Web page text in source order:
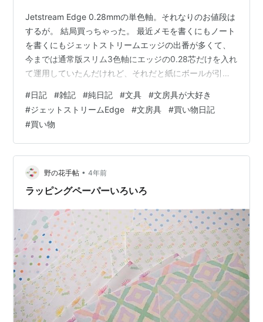
Jetstream Edge 0.28mmの単色軸。それなりのお値段は
するが。 結局買っちゃった。 最近メモを書くにもノート
を書くにもジェットストリームエッジの出番が多くて、
今までは通常版スリム3色軸にエッジの0.28芯だけを入れ
て運用していたんだけれど、それだと紙にボールが引っ
って引っ張られるような感覚がしたりで結構気を遣って
書く必要があった。 んで、最近またノート書きのリハビ
リ名目で『モーニング・ページ』をやりだして、買い貯
めて罪庫（ざいこ）化していたダイソーのA6スリムノー
トに0.28mm黒インクで朝の30分集中してガリゴリ頭の
中身を書き…
#日記 #雑記 #純日記 #文具 #文房具が大好き
#ジェットストリームEdge #文房具 #買い物日記
#買い物
野の花手帖 • 4年前
ラッピングペーパーいろいろ